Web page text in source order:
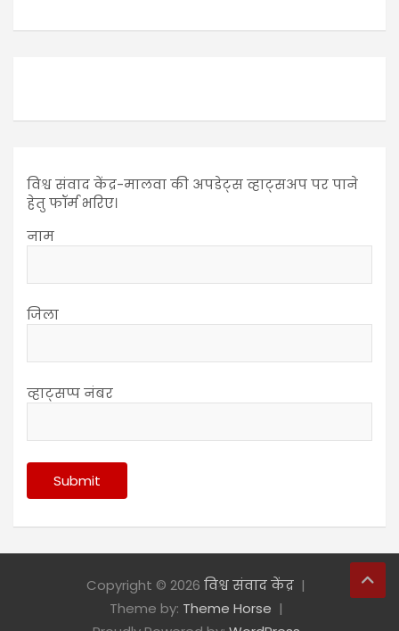
विश्व संवाद केंद्र-मालवा की अपडेट्स व्हाट्सअप पर पाने
हेतु फॉर्म भरिए।
नाम
जिला
व्हाट्सप्प नंबर
Copyright © 2026 विश्व संवाद केंद्र
Theme by: Theme Horse